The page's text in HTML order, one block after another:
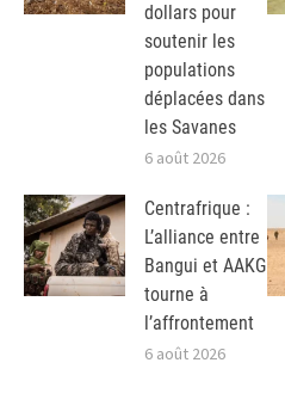
dollars pour
soutenir les
populations
déplacées dans
les Savanes
6 août 2026
Centrafrique :
L’alliance entre
Bangui et AAKG
tourne à
l’affrontement
6 août 2026